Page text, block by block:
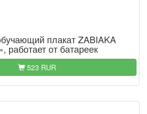
плакат ZABIAKA
работает от батареек
523 RUR